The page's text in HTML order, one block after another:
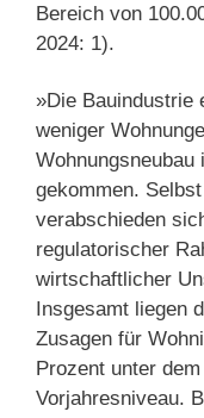
Bereich von
2024: 1).
»Die Bauindustrie
weniger
gekommen.
verabschieden
regulatorischer
wirtschaftlicher
Insgesamt liegen
Zusagen für
Prozent unter
Vorjahresniveau.